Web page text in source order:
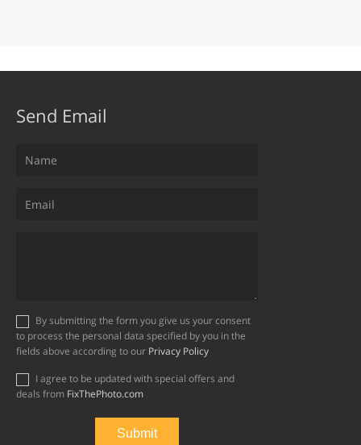
Send Email
to process the personal data specified by you in the
fields above according to our Privacy Policy
deals from FixThePhoto.com